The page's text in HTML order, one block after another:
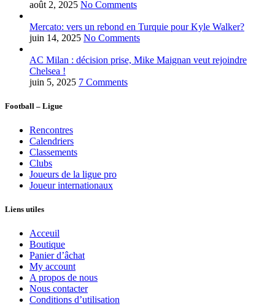
août 2, 2025 No Comments
Mercato: vers un rebond en Turquie pour Kyle Walker?
juin 14, 2025 No Comments
AC Milan : décision prise, Mike Maignan veut rejoindre
Chelsea !
juin 5, 2025 7 Comments
Football – Ligue
Rencontres
Calendriers
Classements
Clubs
Joueurs de la ligue pro
Joueur internationaux
Liens utiles
Acceuil
Boutique
Panier d’âchat
My account
A propos de nous
Nous contacter
Conditions d’utilisation